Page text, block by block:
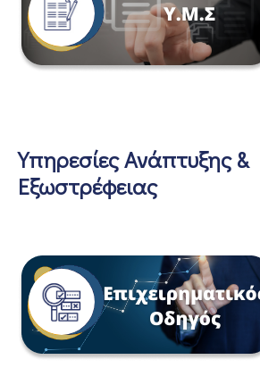
Υπηρεσίες Ανάπτυξης &
Εξωστρέφειας